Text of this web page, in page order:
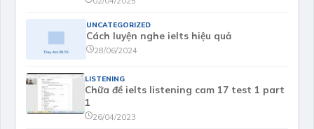
UNCATEGORIZED
Cách luyện nghe ielts hiệu quả
28/06/2024
LISTENING
Chữa đề ielts listening cam 17 test 1 part
1
26/04/2023